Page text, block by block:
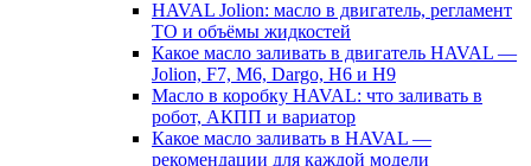
HAVAL Jolion: масло в двигатель, регламент
ТО и объёмы жидкостей
Какое масло заливать в двигатель HAVAL —
Jolion, F7, M6, Dargo, H6 и H9
Масло в коробку HAVAL: что заливать в
робот, АКПП и вариатор
Какое масло заливать в HAVAL —
рекомендации для каждой модели